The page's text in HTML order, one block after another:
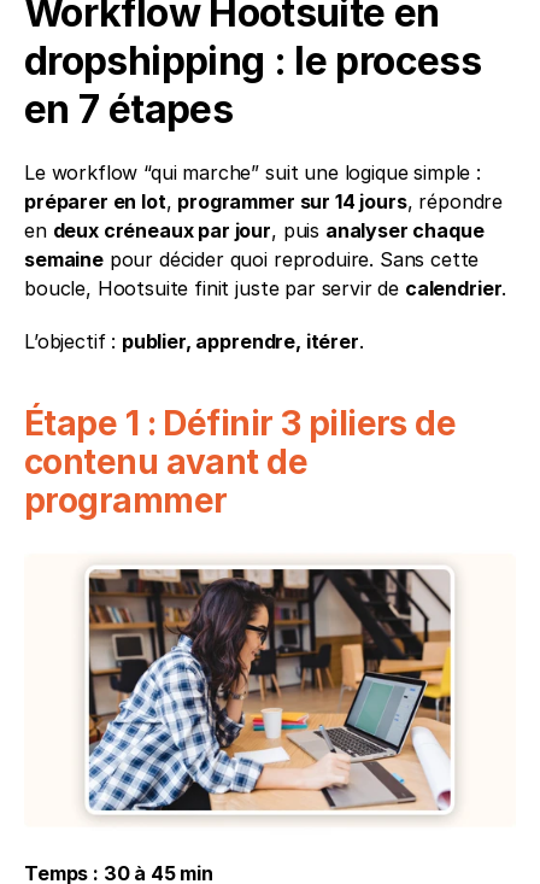
Workflow Hootsuite en
dropshipping : le process
en 7 étapes
préparer en lot, programmer sur 14 jours, répondre
en deux créneaux par jour, puis analyser chaque
semaine pour décider quoi reproduire. Sans cette
boucle, Hootsuite finit juste par servir de calendrier.
L’objectif : publier, apprendre, itérer.
Étape 1 : Définir 3 piliers de
contenu avant de
programmer
Temps : 30 à 45 min